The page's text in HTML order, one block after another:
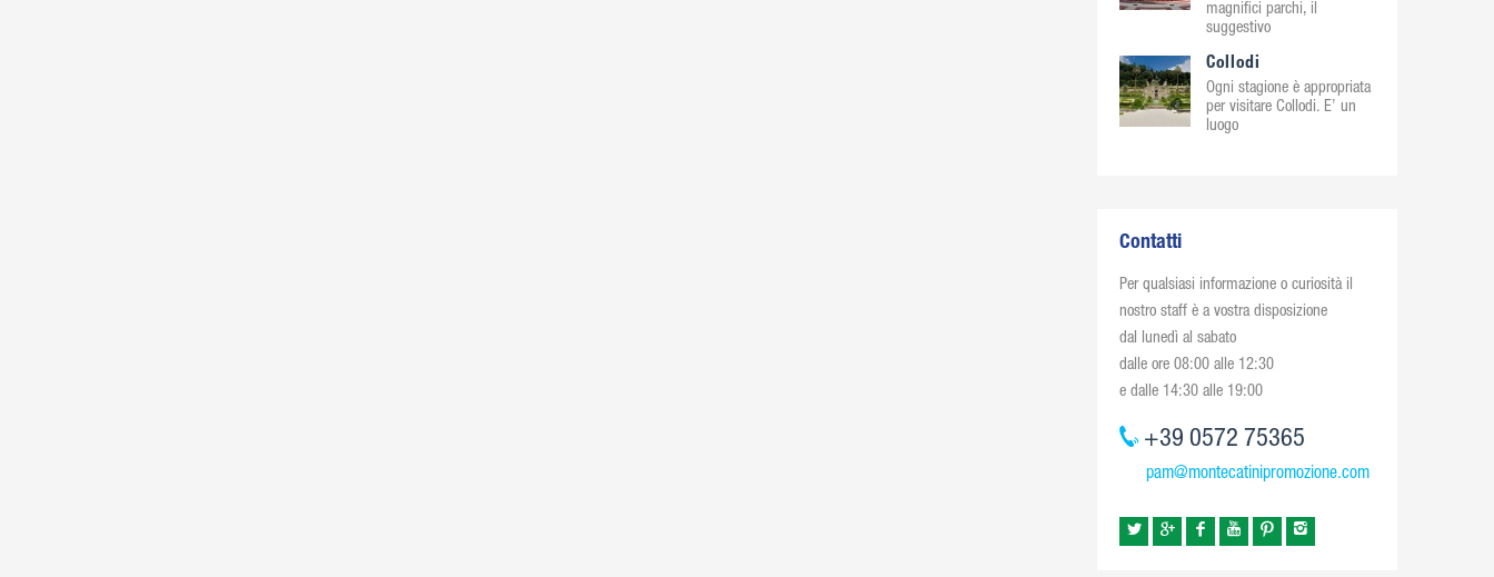
magnifici parchi, il
suggestivo
Collodi
Ogni stagione è appropriata
per visitare Collodi. E’ un
luogo
Contatti
Per qualsiasi informazione o curiosità il
nostro staff è a vostra disposizione
dal lunedì al sabato
dalle ore 08:00 alle 12:30
e dalle 14:30 alle 19:00
+39 0572 75365
pam@montecatinipromozione.com